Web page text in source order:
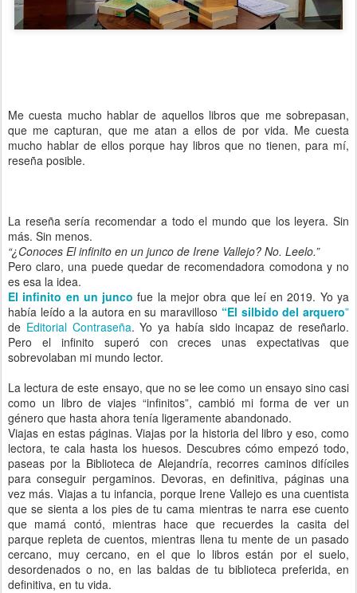
Me cuesta mucho hablar de aquellos libros que me sobrepasan,
que me capturan, que me atan a ellos de por vida. Me cuesta
mucho hablar de ellos porque hay libros que no tienen, para mí,
reseña posible.
La reseña sería recomendar a todo el mundo que los leyera. Sin
más. Sin menos.
“¿Conoces El infinito en un junco de Irene Vallejo? No. Leelo.”
Pero claro, una puede quedar de recomendadora comodona y no
es esa la idea.
El infinito en un junco fue la mejor obra que leí en 2019. Yo ya
había leído a la autora en su maravilloso “El silbido del arquero”
de Editorial Contraseña. Yo ya había sido incapaz de reseñarlo.
Pero el infinito superó con creces unas expectativas que
sobrevolaban mi mundo lector.
La lectura de este ensayo, que no se lee como un ensayo sino casi
como un libro de viajes “infinitos”, cambió mi forma de ver un
género que hasta ahora tenía ligeramente abandonado.
Viajas en estas páginas. Viajas por la historia del libro y eso, como
lectora, te cala hasta los huesos. Descubres cómo empezó todo,
paseas por la Biblioteca de Alejandría, recorres caminos difíciles
para conseguir pergaminos. Devoras, en definitiva, páginas una
vez más. Viajas a tu infancia, porque Irene Vallejo es una cuentista
que se sienta a los pies de tu cama mientras te narra ese cuento
que mamá contó, mientras hace que recuerdes la casita del
parque repleta de cuentos, mientras llena tu mente de un pasado
cercano, muy cercano, en el que lo libros están por el suelo,
desordenados o no, en las baldas de tu biblioteca preferida, en
definitiva, en tu vida.